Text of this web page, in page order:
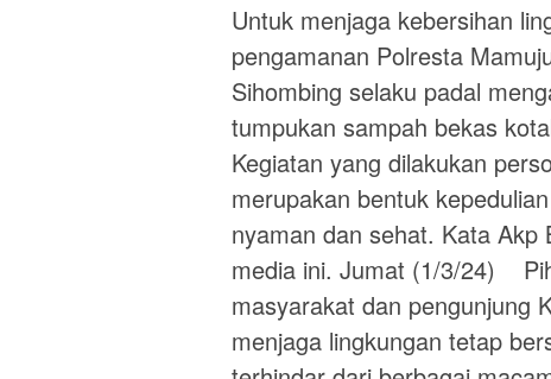
Untuk menjaga kebersihan
pengamanan Polresta
Sihombing selaku padal
tumpukan sampah bekas
Kegiatan yang dilakukan
merupakan bentuk
nyaman dan sehat. Kata Akp
media ini. Jumat (1/3/24)
masyarakat dan pengunjung
menjaga lingkungan tetap